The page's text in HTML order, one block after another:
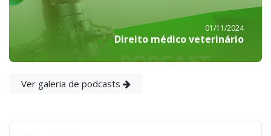
01/11/2024
Direito médico veterinário
Ver galeria de podcasts